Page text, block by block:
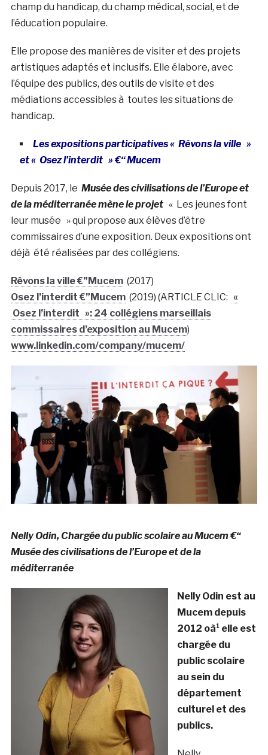
champ du handicap, du champ médical, social, et de
l’éducation populaire.
Elle propose des manières de visiter et des projets
artistiques adaptés et inclusifs. Elle élabore, avec
l’équipe des publics, des outils de visite et des
médiations accessibles à toutes les situations de
handicap.
Les expositions participatives « Rêvons la ville »
et « Osez l’interdit » €“ Mucem
Depuis 2017, le Musée des civilisations de l’Europe et
de la méditerranée mène le projet « Les jeunes font
leur musée » qui propose aux élèves d’être
commissaires d’une exposition. Deux expositions ont
déjà été réalisées par des collégiens.
Rêvons la ville €”Mucem(2017)
Osez l’interdit €”Mucem(2019) (ARTICLE CLIC: «
Osez l’interdit »: 24 collégiens marseillais
commissaires d’exposition au Mucem)
www.linkedin.com/company/mucem/
Nelly Odin, Chargée du public scolaire au Mucem €“
Musée des civilisations de l’Europe et de la
méditerranée
Nelly Odin est au
Mucem depuis
2012 oà¹ elle est
chargée du
public scolaire
au sein du
département
culturel et des
publics.